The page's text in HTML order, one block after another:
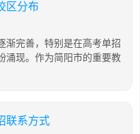
区分布
渐完善，特别是在高考单招
涌现。作为简阳市的重要教
联系方式